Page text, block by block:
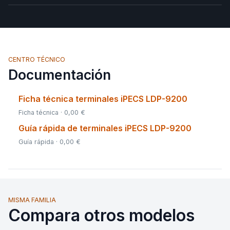
CENTRO TÉCNICO
Documentación
Ficha técnica terminales iPECS LDP-9200
Ficha técnica · 0,00 €
Guía rápida de terminales iPECS LDP-9200
Guía rápida · 0,00 €
MISMA FAMILIA
Compara otros modelos